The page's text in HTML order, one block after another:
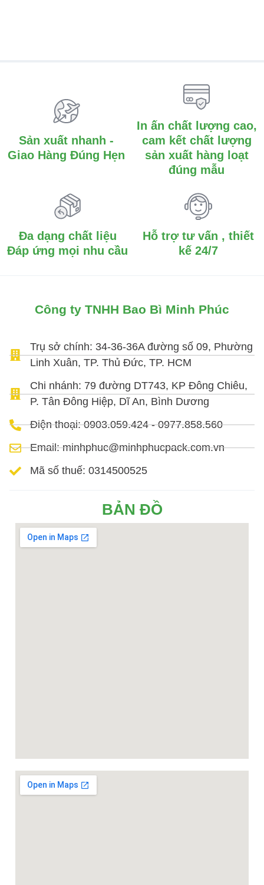
Sản xuất nhanh -
Giao Hàng Đúng Hẹn
In ấn chất lượng cao,
cam kết chất lượng
sản xuất hàng loạt
đúng mẫu
Đa dạng chất liệu
Đáp ứng mọi nhu cầu
Hỗ trợ tư vấn , thiết
kế 24/7
Công ty TNHH Bao Bì Minh Phúc
Trụ sở chính: 34-36-36A đường số 09, Phường
Linh Xuân, TP. Thủ Đức, TP. HCM
Chi nhánh: 79 đường DT743, KP Đông Chiêu,
P. Tân Đông Hiệp, Dĩ An, Bình Dương
Điện thoại: 0903.059.424 - 0977.858.560
Email: minhphuc@minhphucpack.com.vn
Mã số thuế: 0314500525
BẢN ĐỒ